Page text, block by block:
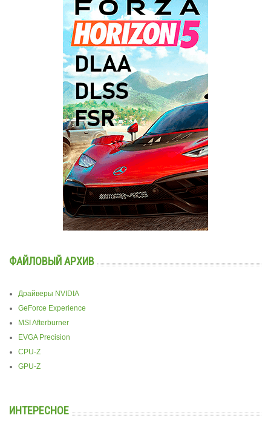
ФАЙЛОВЫЙ АРХИВ
Драйверы NVIDIA
GeForce Experience
MSI Afterburner
EVGA Precision
CPU-Z
GPU-Z
ИНТЕРЕСНОЕ